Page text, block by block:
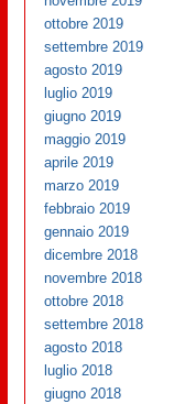
ottobre 2019
settembre 2019
agosto 2019
luglio 2019
giugno 2019
maggio 2019
aprile 2019
marzo 2019
febbraio 2019
gennaio 2019
dicembre 2018
novembre 2018
ottobre 2018
settembre 2018
agosto 2018
luglio 2018
giugno 2018